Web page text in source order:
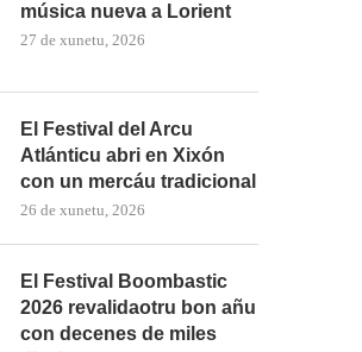
música nueva a Lorient
27 de xunetu, 2026
El Festival del Arcu
Atlánticu abri en Xixón
con un mercáu tradicional
26 de xunetu, 2026
El Festival Boombastic
2026 revalidaotru bon añu
con decenes de miles